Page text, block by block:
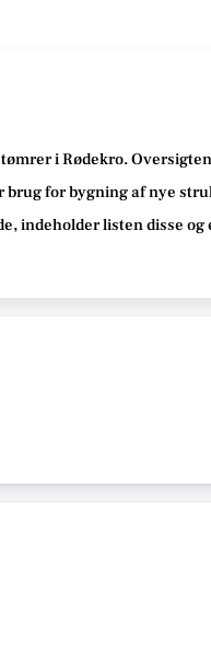
i Rødekro.
brug for bygning af nye
, indeholder listen disse og